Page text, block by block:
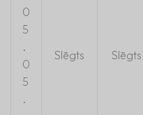
0
5
.
0
5
.
Slēgts Slēgts